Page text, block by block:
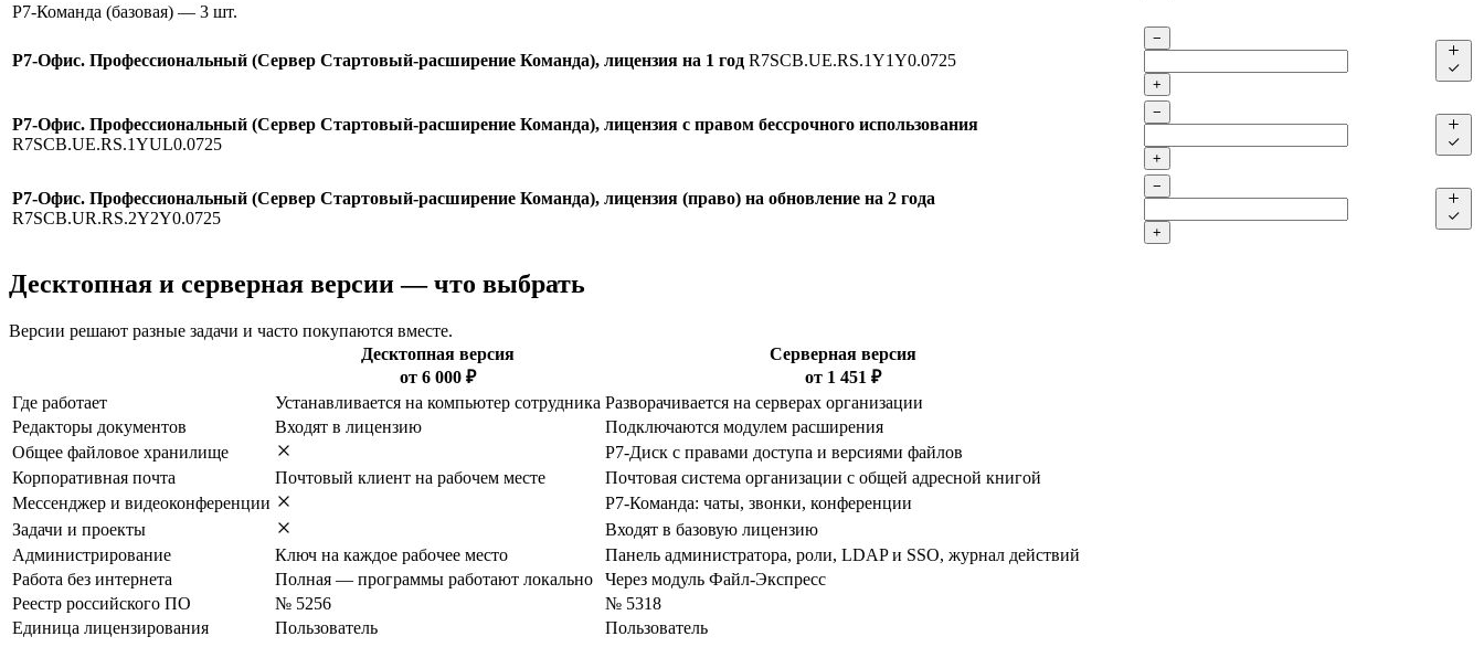
Р7-Команда (базовая) — 3 шт.
Р7-Офис. Профессиональный (Сервер Стартовый-расширение Команда), лицензия на 1 год R7SCB.UE.RS.1Y1Y0.0725
−
+
Р7-Офис. Профессиональный (Сервер Стартовый-расширение Команда), лицензия с правом бессрочного использования
R7SCB.UE.RS.1YUL0.0725
−
+
Р7-Офис. Профессиональный (Сервер Стартовый-расширение Команда), лицензия (право) на обновление на 2 года
R7SCB.UR.RS.2Y2Y0.0725
−
+
Десктопная и серверная версии — что выбрать
Версии решают разные задачи и часто покупаются вместе.
Десктопная версия
от 6 000 ₽
Серверная версия
от 1 451 ₽
Где работает
Устанавливается на компьютер сотрудника Разворачивается на серверах организации
Редакторы документов
Входят в лицензию
Подключаются модулем расширения
Общее файловое хранилище
Р7-Диск с правами доступа и версиями файлов
Корпоративная почта
Почтовый клиент на рабочем месте
Почтовая система организации с общей адресной книгой
Мессенджер и видеоконференции
Р7-Команда: чаты, звонки, конференции
Задачи и проекты
Входят в базовую лицензию
Администрирование
Ключ на каждое рабочее место
Панель администратора, роли, LDAP и SSO, журнал действий
Работа без интернета
Полная — программы работают локально
Через модуль Файл-Экспресс
Реестр российского ПО
№ 5256
№ 5318
Единица лицензирования
Пользователь Пользователь